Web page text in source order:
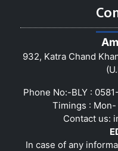
932, Katra Chand
Phone No:-BLY :
Timings :
Contact us:
In case of any